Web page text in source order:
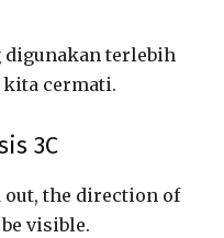
digunakan terlebih
kita cermati.
3C
out, the direction of
visible.